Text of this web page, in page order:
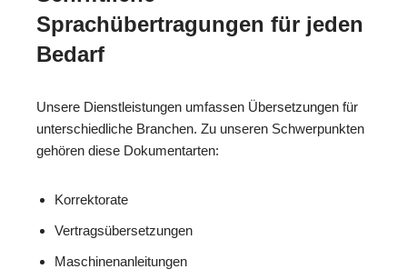
Sprachübertragungen für jeden
Bedarf
Unsere Dienstleistungen umfassen Übersetzungen für
unterschiedliche Branchen. Zu unseren Schwerpunkten
gehören diese Dokumentarten:
Korrektorate
Vertragsübersetzungen
Maschinenanleitungen